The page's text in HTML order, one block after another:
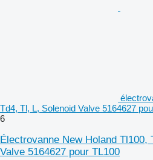
Td4, Tl, L, Solenoid Valve 5164627
6
Électrovanne New Holand Tl100,
Valve 5164627 pour TL100